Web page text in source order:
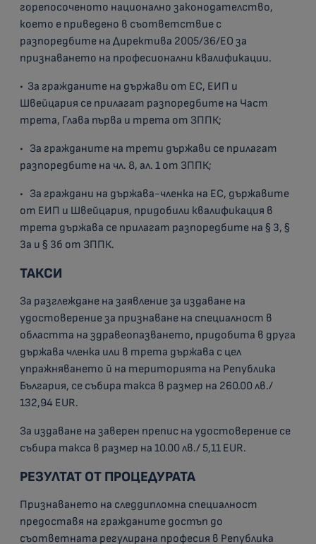
горепосоченото национално законодателство,
което е приведено в съответствие с
разпоредбите на Директива 2005/36/ЕО за
признаването на професионални квалификации.
• За гражданите на държави от ЕС, ЕИП и
Швейцария се прилагат разпоредбите на Част
трета, Глава първа и трета от ЗППК;
• За гражданите на трети държави се прилагат
разпоредбите на чл. 8, ал. 1 от ЗППК;
• За граждани на държава-членка на ЕС, държавите
от ЕИП и Швейцария, придобили квалификация в
трета държава се прилагат разпоредбите на § 3, §
3а и § 3б от ЗППК.
ТАКСИ
За разглеждане на заявление за издаване на
удостоверение за признаване на специалност в
областта на здравеопазването, придобита в друга
държава членка или в трета държава с цел
упражняването й на територията на Република
България, се събира такса в размер на 260.00 лв./
132,94 EUR.
За издаване на заверен препис на удостоверение се
събира такса в размер на 10.00 лв./ 5,11 EUR.
РЕЗУЛТАТ ОТ ПРОЦЕДУРАТА
Признаването на следдипломна специалност
предоставя на гражданите достъп до
съответната регулирана професия в Република